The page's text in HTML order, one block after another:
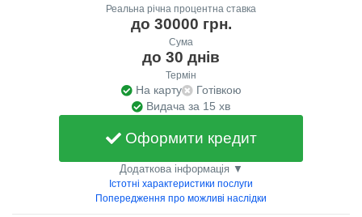
Реальна річна процентна ставка
до 30000 грн.
Сума
до 30 днів
Термін
На карту
Готівкою
Видача за 15 хв
Оформити кредит
Додаткова інформація ▼
Істотні характеристики послуги
Попередження про можливі наслідки